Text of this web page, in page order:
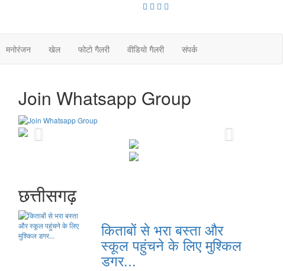
मनोरंजन खेल फोटो गैलरी वीडियो गैलरी संपर्क
Join Whatsapp Group
Previous Next
छत्तीसगढ़
किताबों से भरा बस्ता और
स्कूल पहुंचने के लिए मुश्किल
डगर...